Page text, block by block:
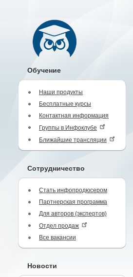
Обучение
Наши продукты
Бесплатные курсы
Контактная информация
Группы в Инфоклубе
Ближайшие трансляции
Сотрудничество
Стать инфопродюсером
Партнерская программа
Для авторов (экспертов)
Отдел продаж
Все вакансии
Новости